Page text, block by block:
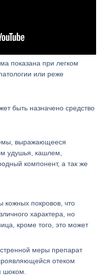
показана при легком
или реже
быть назначено средство
выражающееся
удушья, кашлем,
компонент, а так же
кожных покровов, что
характера, но
кроме того, это может
меры препарат
отеком
шоком.